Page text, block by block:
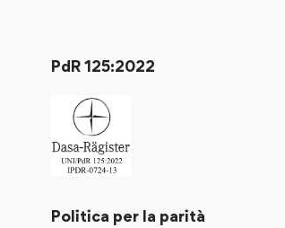
PdR 125:2022
Politica per la parità